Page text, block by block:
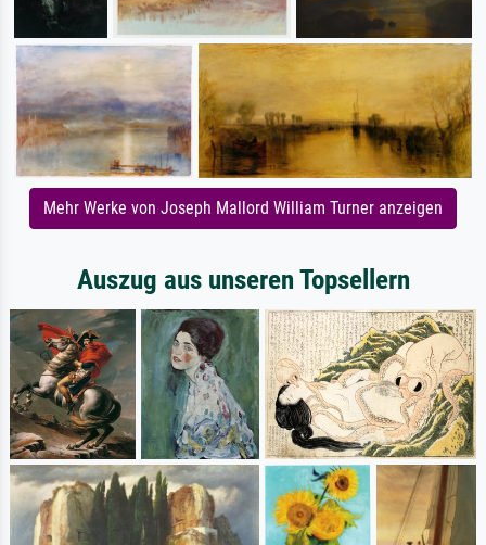
Mehr Werke von Joseph Mallord William Turner anzeigen
Auszug aus unseren Topsellern